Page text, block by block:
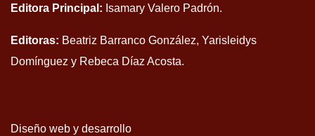
Editora Principal: Isamary Valero Padrón.
Editoras: Beatriz Barranco González, Yarisleidys
Domínguez y Rebeca Díaz Acosta.
Diseño web y desarrollo